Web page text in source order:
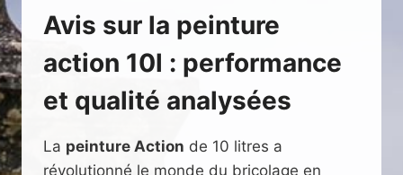
Avis sur la peinture
action 10l : performance
et qualité analysées
La peinture Action de 10 litres a
révolutionné le monde du bricolage en